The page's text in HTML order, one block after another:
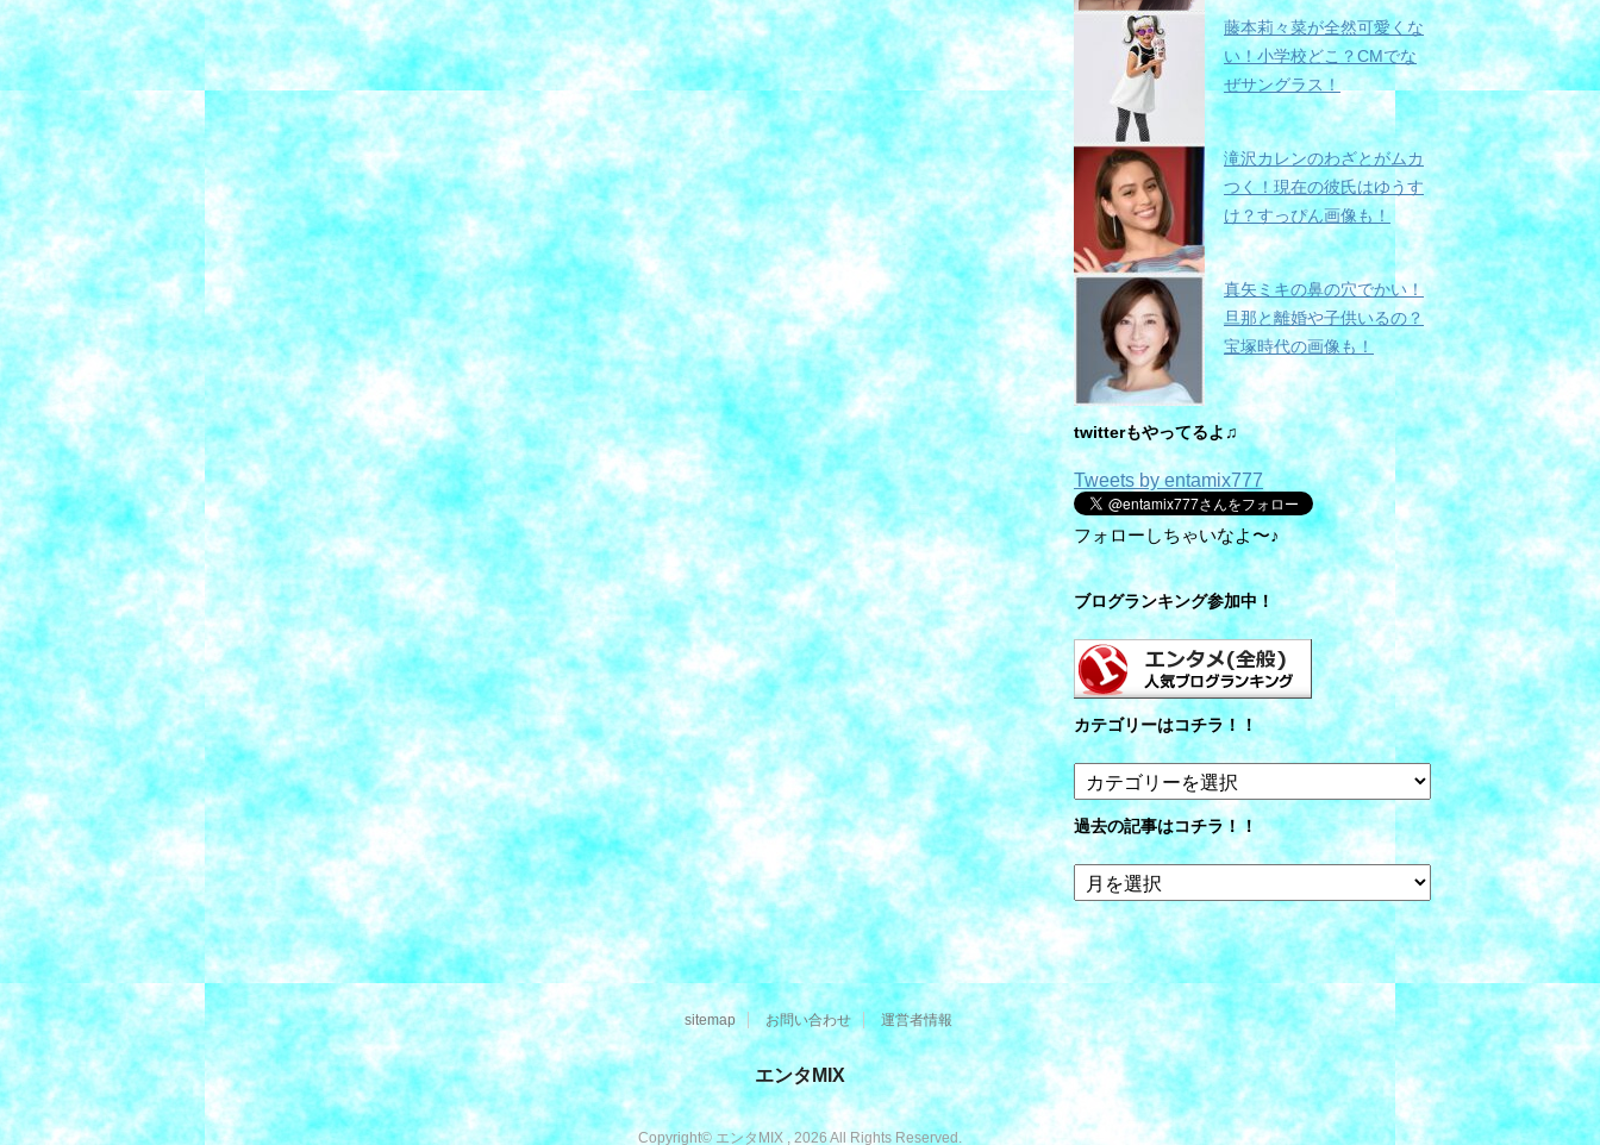
藤本莉々菜が全然可愛くな
い！小学校どこ？CMでな
ぜサングラス！
滝沢カレンのわざとがムカ
つく！現在の彼氏はゆうす
け？すっぴん画像も！
真矢ミキの鼻の穴でかい！
旦那と離婚や子供いるの？
宝塚時代の画像も！
twitterもやってるよ♫
Tweets by entamix777
フォローしちゃいなよ〜♪
ブログランキング参加中！
カテゴリーはコチラ！！
テ
ゴ
リ
ー
は
コ
チ
ラ！！
過去の記事はコチラ！！
過
去
の
記
事
は
コ
チ
ラ！！
sitemap お問い合わせ 運営者情報
エンタMIX
Copyright© エンタMIX , 2026 All Rights Reserved.